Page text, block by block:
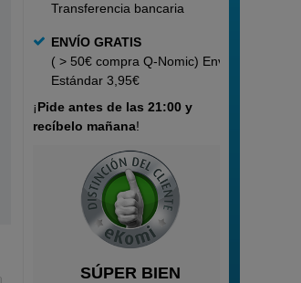
Transferencia bancaria
ENVÍO GRATIS
( > 50€ compra Q-Nomic) Envío
Estándar 3,95€
¡Pide antes de las 21:00 y
recíbelo mañana!
SÚPER BIEN